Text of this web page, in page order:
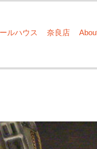
ドールハウス 奈良店